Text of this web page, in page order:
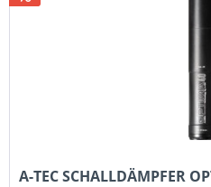
A-TEC SCHALLDÄMPFER